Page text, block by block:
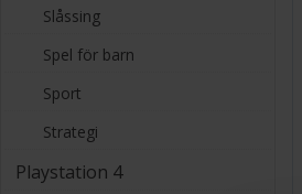
Slåssing
Spel för barn
Sport
Strategi
Playstation 4